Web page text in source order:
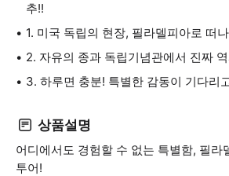
추!!
1. 미국 독립의 현장, 필라델피아로 떠
2. 자유의 종과 독립기념관에서 진짜
3. 하루면 충분! 특별한 감동이 기다리
상품설명
어디에서도 경험할 수 없는 특별함, 필라
투어!